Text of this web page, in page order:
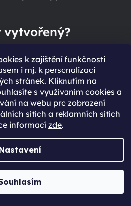
k zajištění funkčnosti
i mj. k personalizaci
stránek. Kliknutím na
s využívaním cookies a
na webu pro zobrazení
sítích a reklamních sítích
informací zde.
Nastavení
vytvořený?
údajům